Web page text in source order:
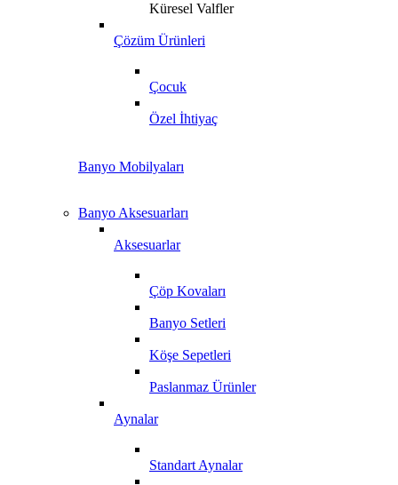
Küresel Valfler
Çözüm Ürünleri
Çocuk
Özel İhtiyaç
Banyo Mobilyaları
Banyo Aksesuarları
Aksesuarlar
Çöp Kovaları
Banyo Setleri
Köşe Sepetleri
Paslanmaz Ürünler
Aynalar
Standart Aynalar